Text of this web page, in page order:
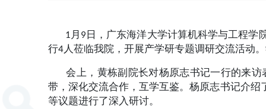
1月9日，广东海洋大学计算机科学与工程学
行4人莅临我院，开展产学研专题调研交流活动
会上，黄栋副院长对杨原志书记一行的来访
带，深化交流合作，互学互鉴。杨原志书记介
等议题进行了深入研讨。